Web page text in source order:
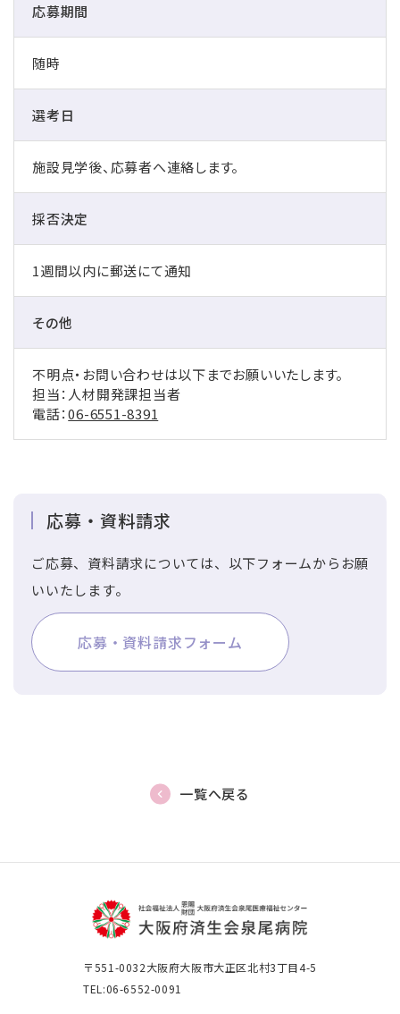
応募期間
随時
選考日
施設見学後、応募者へ連絡します。
採否決定
1週間以内に郵送にて通知
その他
不明点・お問い合わせは以下までお願いいたします。
担当：人材開発課担当者
電話：06-6551-8391
応募・資料請求
ご応募、資料請求については、以下フォームからお願
いいたします。
応募・資料請求フォーム
一覧へ戻る
〒551-0032大阪府大阪市大正区北村3丁目4-5
TEL:06-6552-0091